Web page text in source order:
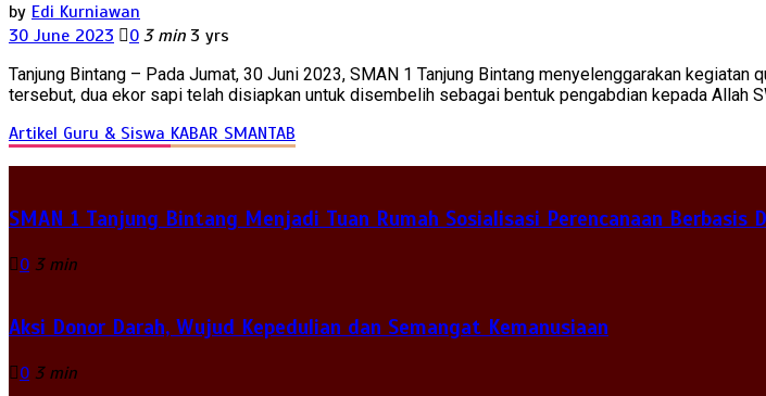
by Edi Kurniawan
30 June 2023
0 3 min 3 yrs
Tanjung Bintang – Pada Jumat, 30 Juni 2023, SMAN 1 Tanjung Bintang menyelenggarakan
tersebut, dua ekor sapi telah disiapkan untuk disembelih sebagai bentuk pengabdian kepada Allah
Artikel Guru & Siswa KABAR SMANTAB
SMAN 1 Tanjung Bintang Menjadi Tuan Rumah Sosialisasi Perencanaan Berbasis
0 3 min
Aksi Donor Darah, Wujud Kepedulian dan Semangat Kemanusiaan
0 3 min